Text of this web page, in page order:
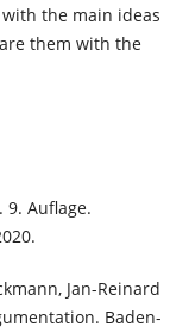
the main ideas
them with the
9. Auflage.
Jan-Reinard
Baden-